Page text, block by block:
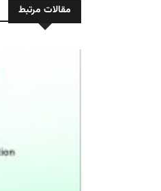
مقالات مرتبط